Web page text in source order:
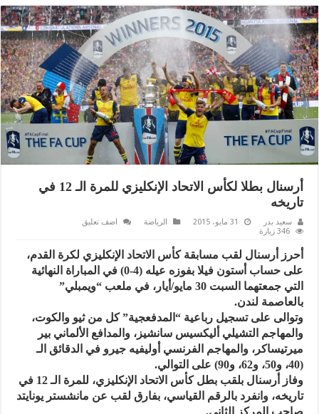
أرسنال بطلا لكأس الاتحاد الإنكليزي للمرة الـ 12 في
تاريخه
سعيد بدر 31 مايو، 2015 الرياضة
اضف تعليق
346 زيارة
أحرز أرسنال لقب مسابقة كأس الاتحاد الإنكليزي لكرة القدم،
على حساب أستون فيلا بفوزه عيله (4-0) في المباراة النهائية
التي جمعتهما السبت 30 مايو/أيار، في ملعب “ويمبلي”
بالعاصمة لندن.
وتوالى على تسجيل رباعية “المدفعجية” كل من ثيو والكوت،
والمهاجم التشيلي أليكسيس سانشيز، والمدافع الألماني بير
ميرتيساكر، والمهاجم الفرنسي أوليفيه جيرو في الدقائق الـ
(40، و50، و62، و90) على التوالي.
وفاز أرسنال بلقب بطل كأس الاتحاد الإنكليزي، للمرة الـ 12 في
تاريخه، وانفرد بالرقم القياسي، بفارق لقب عن مانشستر يونايتد
صاحب المركز الثاني.